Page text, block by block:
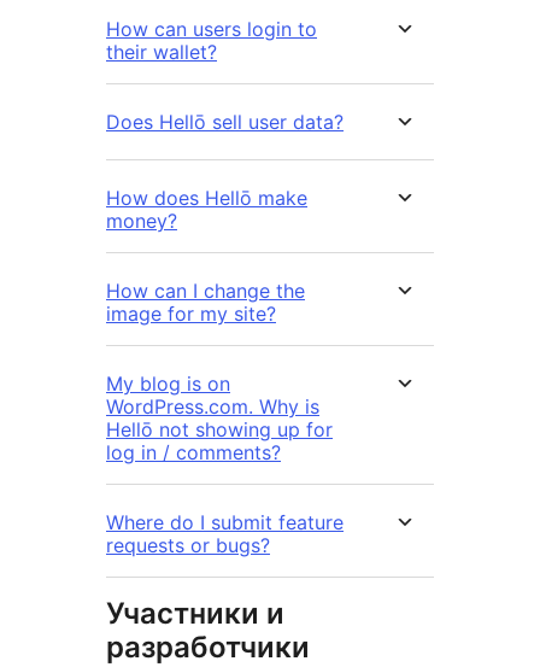
How can users login to
their wallet?
Does Hellō sell user data?
How does Hellō make
money?
How can I change the
image for my site?
My blog is on
WordPress.com. Why is
Hellō not showing up for
log in / comments?
Where do I submit feature
requests or bugs?
Участники и
разработчики